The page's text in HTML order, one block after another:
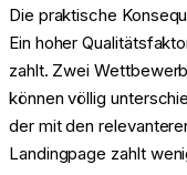
Die praktische
Ein hoher
zahlt. Zwei
können völlig
der mit den
Landingpage zahlt